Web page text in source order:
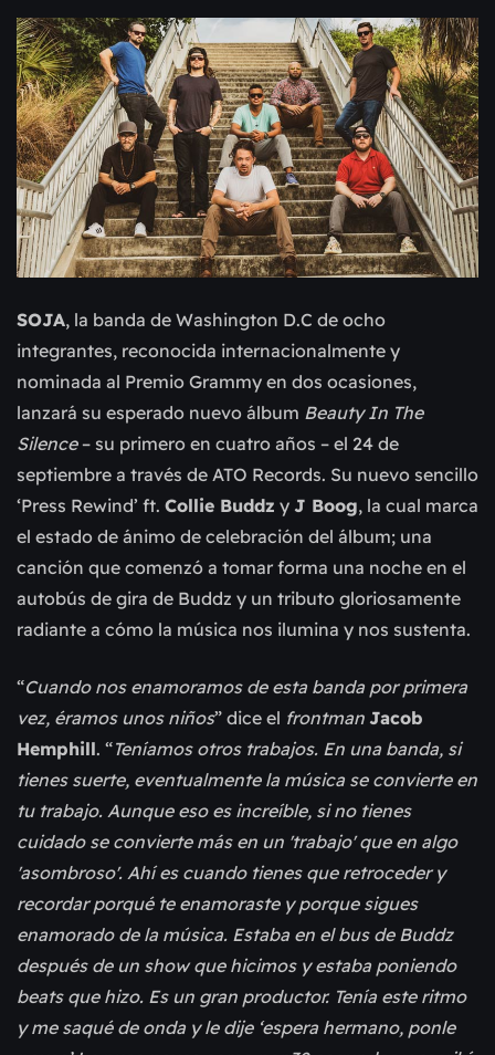
SOJA, la banda de Washington D.C de ocho
integrantes, reconocida internacionalmente y
nominada al Premio Grammy en dos ocasiones,
lanzará su esperado nuevo álbum Beauty In The
Silence– su primero en cuatro años – el 24 de
septiembre a través de ATO Records. Su nuevo sencillo
‘Press Rewind’ ft. Collie Buddz y J Boog, la cual marca
el estado de ánimo de celebración del álbum; una
canción que comenzó a tomar forma una noche en el
autobús de gira de Buddz y un tributo gloriosamente
radiante a cómo la música nos ilumina y nos sustenta.
“Cuando nos enamoramos de esta banda por primera
vez, éramos unos niños” dice el frontman Jacob
Hemphill. “Teníamos otros trabajos. En una banda, si
tienes suerte, eventualmente la música se convierte en
tu trabajo. Aunque eso es increíble, si no tienes
cuidado se convierte más en un 'trabajo' que en algo
'asombroso'. Ahí es cuando tienes que retroceder y
recordar porqué te enamoraste y porque sigues
enamorado de la música. Estaba en el bus de Buddz
después de un show que hicimos y estaba poniendo
beats que hizo. Es un gran productor. Tenía este ritmo
y me saqué de onda y le dije ‘espera hermano, ponle